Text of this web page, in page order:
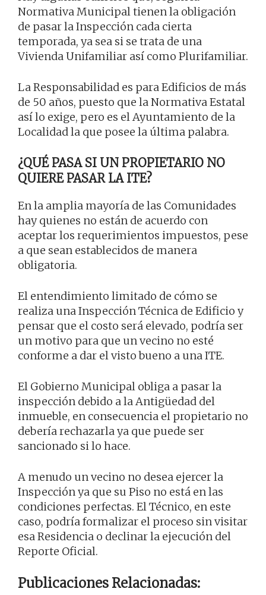
Normativa Municipal tienen la obligación
de pasar la Inspección cada cierta
temporada, ya sea si se trata de una
Vivienda Unifamiliar así como Plurifamiliar.
La Responsabilidad es para Edificios de más
de 50 años, puesto que la Normativa Estatal
así lo exige, pero es el Ayuntamiento de la
Localidad la que posee la última palabra.
¿QUÉ PASA SI UN PROPIETARIO NO
QUIERE PASAR LA ITE?
En la amplia mayoría de las Comunidades
hay quienes no están de acuerdo con
aceptar los requerimientos impuestos, pese
a que sean establecidos de manera
obligatoria.
El entendimiento limitado de cómo se
realiza una Inspección Técnica de Edificio y
pensar que el costo será elevado, podría ser
un motivo para que un vecino no esté
conforme a dar el visto bueno a una ITE.
El Gobierno Municipal obliga a pasar la
inspección debido a la Antigüedad del
inmueble, en consecuencia el propietario no
debería rechazarla ya que puede ser
sancionado si lo hace.
A menudo un vecino no desea ejercer la
Inspección ya que su Piso no está en las
condiciones perfectas. El Técnico, en este
caso, podría formalizar el proceso sin visitar
esa Residencia o declinar la ejecución del
Reporte Oficial.
Publicaciones Relacionadas: